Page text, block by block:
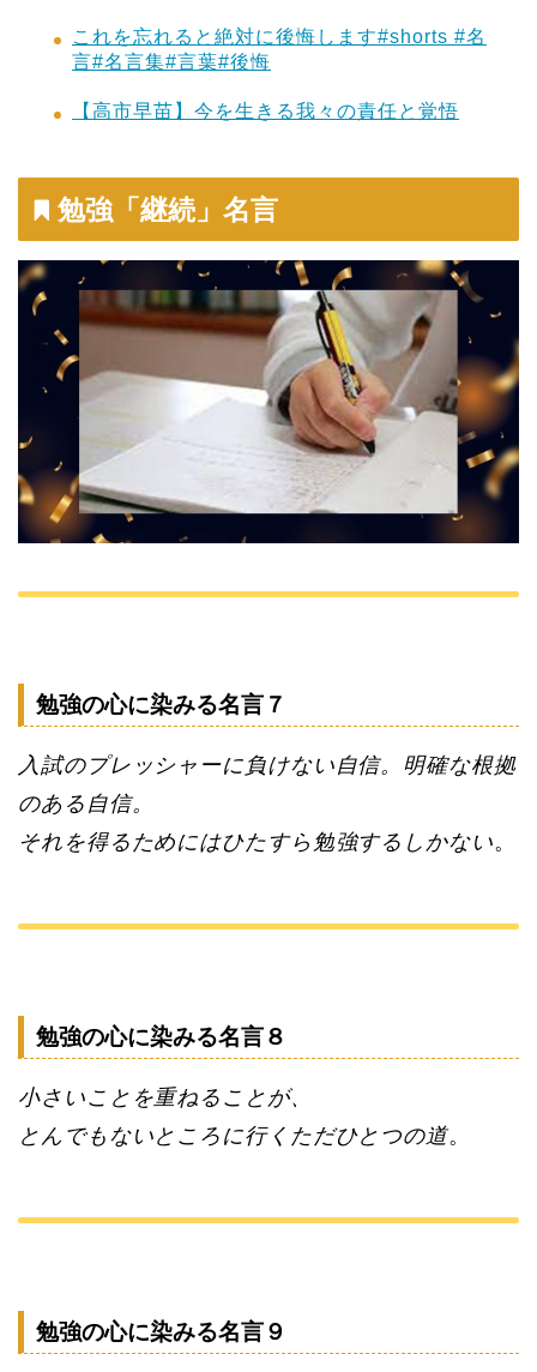
これを忘れると絶対に後悔します#shorts #名
言#名言集#言葉#後悔
【高市早苗】今を生きる我々の責任と覚悟
勉強「継続」名言
勉強の心に染みる名言７
入試のプレッシャーに負けない自信。明確な根拠
のある自信。
それを得るためにはひたすら勉強するしかない。
勉強の心に染みる名言８
小さいことを重ねることが、
とんでもないところに行くただひとつの道。
勉強の心に染みる名言９